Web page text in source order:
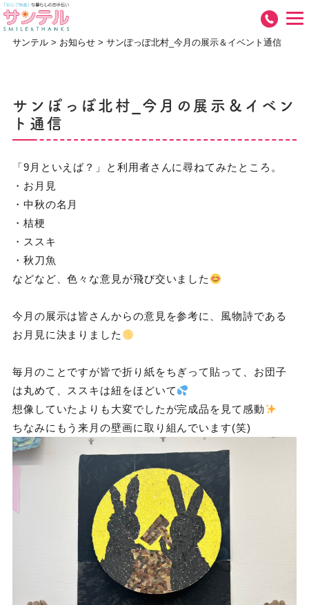
サンテル> お知らせ> サンぽっぽ北村_今月の展示＆イベント通信
サンぽっぽ北村_今月の展示＆イベン
ト通信
「9月といえば？」と利用者さんに尋ねてみたところ。
・お月見
・中秋の名月
・桔梗
・ススキ
・秋刀魚
などなど、色々な意見が飛び交いました
今月の展示は皆さんからの意見を参考に、風物詩である
お月見に決まりました
毎月のことですが皆で折り紙をちぎって貼って、お団子
は丸めて、ススキは紐をほどいて
想像していたよりも大変でしたが完成品を見て感動
ちなみにもう来月の壁画に取り組んでいます(笑)